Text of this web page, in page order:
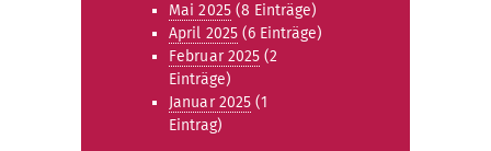
Mai 2025(8 Einträge)
April 2025 (6 Einträge)
Februar 2025 (2
Einträge)
Januar 2025 (1
Eintrag)